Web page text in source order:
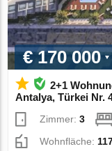
€ 170 000
2+1
Antalya, Türkei Nr.
Zimmer:3
Wohnfläche: